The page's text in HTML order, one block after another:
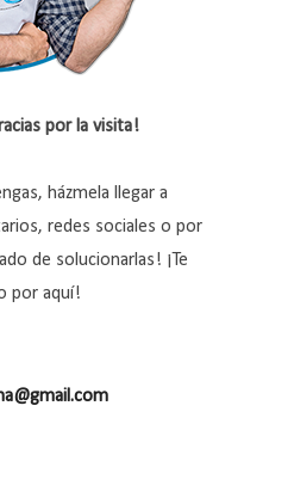
por la visita!
házmela llegar a
redes sociales o por
de solucionarlas! ¡Te
por aquí!